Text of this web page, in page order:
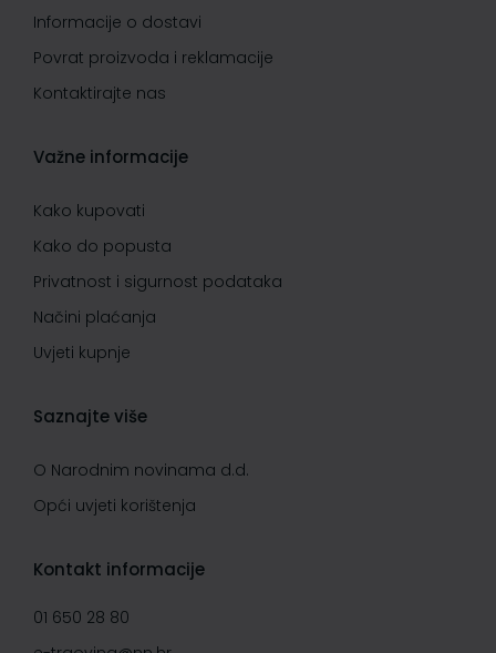
Informacije o dostavi
Povrat proizvoda i reklamacije
Kontaktirajte nas
Važne informacije
Kako kupovati
Kako do popusta
Privatnost i sigurnost podataka
Načini plaćanja
Uvjeti kupnje
Saznajte više
O Narodnim novinama d.d.
Opći uvjeti korištenja
Kontakt informacije
01 650 28 80